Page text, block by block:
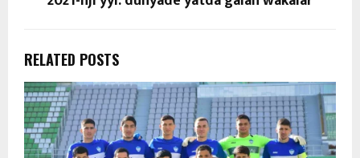
RELATED POSTS